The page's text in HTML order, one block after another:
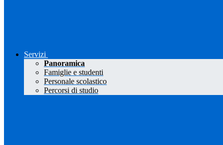
Servizi
Panoramica
Famiglie e studenti
Personale scolastico
Percorsi di studio